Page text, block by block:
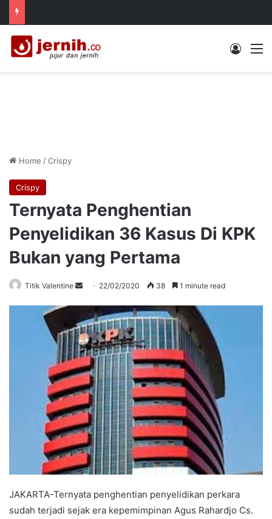
Log In
Home /Crispy
Crispy
Ternyata Penghentian
Penyelidikan 36 Kasus Di KPK
Bukan yang Pertama
Titik Valentine
Send
email
22/02/2020 38 1 minute read
JAKARTA-Ternyata penghentian penyelidikan perkara
sudah terjadi sejak era kepemimpinan Agus Rahardjo Cs.